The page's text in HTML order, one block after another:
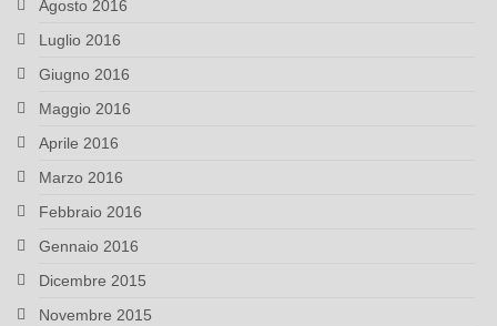
Agosto 2016
Luglio 2016
Giugno 2016
Maggio 2016
Aprile 2016
Marzo 2016
Febbraio 2016
Gennaio 2016
Dicembre 2015
Novembre 2015